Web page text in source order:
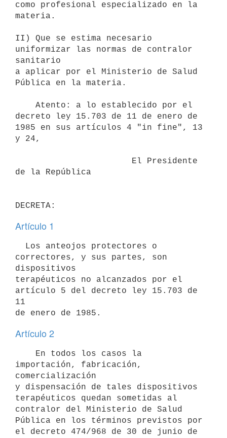
como profesional especializado en la
materia.
II) Que se estima necesario
uniformizar las normas de contralor
sanitario
a aplicar por el Ministerio de Salud
Pública en la materia.
decreto ley 15.703 de 11 de enero de
1985 en sus artículos 4 "in fine", 13
y 24,
de la República
Artículo 1
correctores, y sus partes, son
dispositivos
terapéuticos no alcanzados por el
artículo 5 del decreto ley 15.703 de
11
Artículo 2
importación, fabricación,
comercialización
y dispensación de tales dispositivos
terapéuticos quedan sometidas al
contralor del Ministerio de Salud
Pública en los términos previstos por
el decreto 474/968 de 30 de junio de